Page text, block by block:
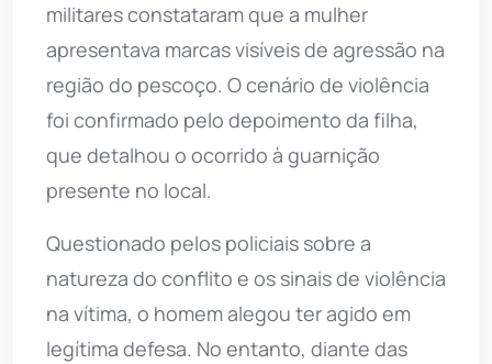
militares constataram que a mulher
apresentava marcas visíveis de agressão na
região do pescoço. O cenário de violência
foi confirmado pelo depoimento da filha,
que detalhou o ocorrido à guarnição
presente no local.
Questionado pelos policiais sobre a
natureza do conflito e os sinais de violência
na vítima, o homem alegou ter agido em
legítima defesa. No entanto, diante das